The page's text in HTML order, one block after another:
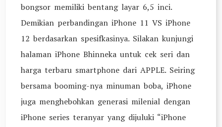
bongsor memiliki bentang layar 6,5 inci.
Demikian perbandingan iPhone 11 VS iPhone
12 berdasarkan spesifkasinya. Silakan kunjungi
halaman iPhone Bhinneka untuk cek seri dan
harga terbaru smartphone dari APPLE. Seiring
bersama booming-nya minuman boba, iPhone
juga menghebohkan generasi milenial dengan
iPhone series teranyar yang dijuluki “iPhone